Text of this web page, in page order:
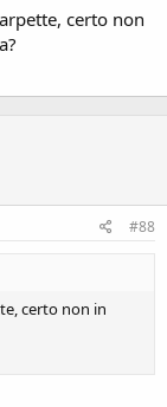
certo non
#88
certo non in